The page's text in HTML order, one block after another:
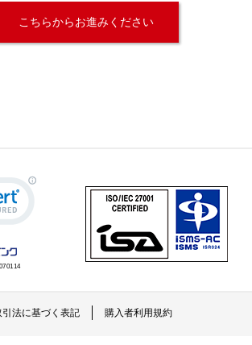
こちらからお進みください
引法に基づく表記 購入者利用規約